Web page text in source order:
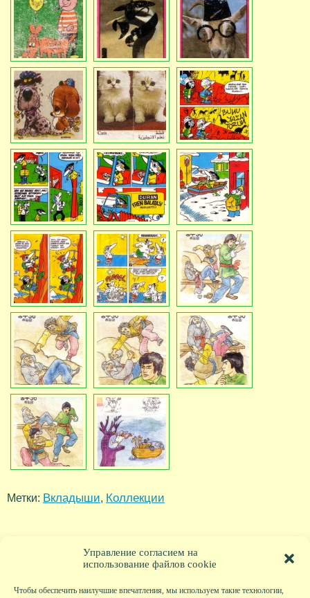
Управление согласием на
использование файлов cookie
Чтобы обеспечить наилучшие впечатления, мы используем такие технологии,
Метки: Вкладыши, Коллекции